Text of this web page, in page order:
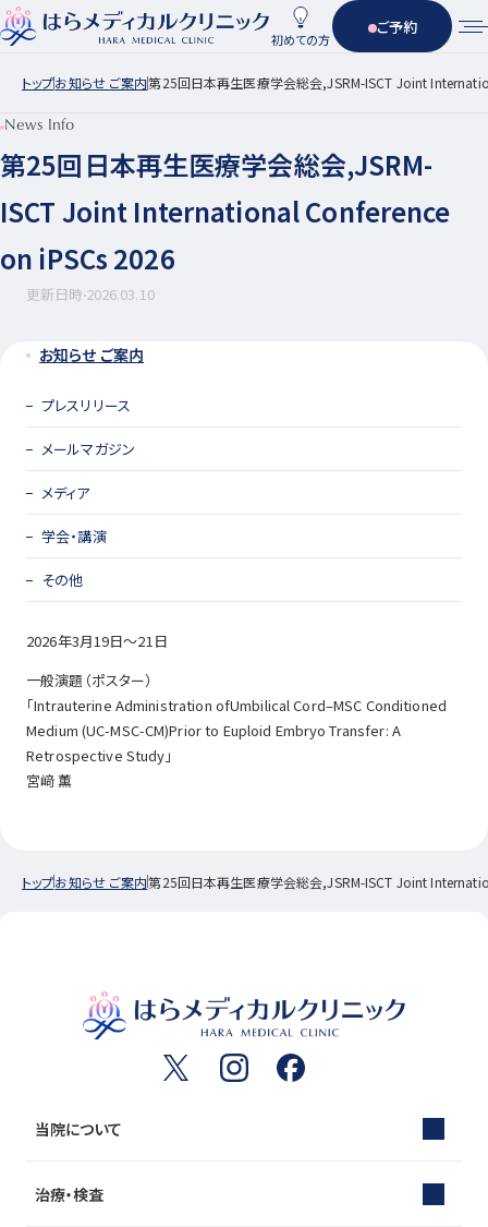
初めての方
ご予約
トップお知らせ ご案内第25回日本再生医療学会総会,JSRM-ISCT Joint
News Info
第25回日本再生医療学会総会,JSRM-
ISCT Joint International Conference
on iPSCs 2026
更新日時2026.03.10
お知らせ ご案内
プレスリリース
メールマガジン
メディア
学会・講演
その他
2026年3月19日～21日
一般演題（ポスター）
「Intrauterine Administration ofUmbilical Cord–MSC Conditioned
Medium (UC-MSC-CM)Prior to Euploid Embryo Transfer: A
Retrospective Study」
宮﨑 薫
トップお知らせ ご案内第25回日本再生医療学会総会,JSRM-ISCT Joint
当院について
治療・検査